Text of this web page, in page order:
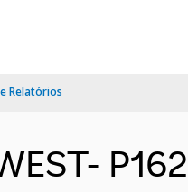
Relatórios